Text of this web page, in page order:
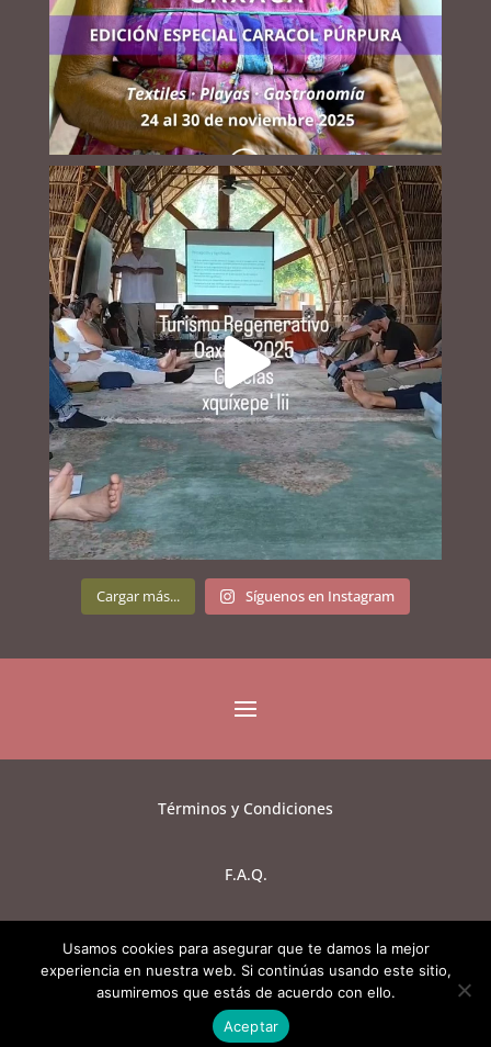
Cargar más... Síguenos en Instagram
Términos y Condiciones
F.A.Q.
Aviso de Privacidad
Copyright © ONCE 2020, All rights reserved.
Established in 2017. Based in México
Usamos cookies para asegurar que te damos la mejor
experiencia en nuestra web. Si continúas usando este sitio,
asumiremos que estás de acuerdo con ello.
Aceptar